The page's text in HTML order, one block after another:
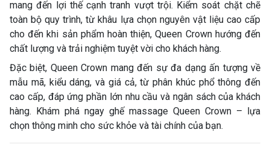
mang đến lợi thế cạnh tranh vượt trội. Kiểm soát chặt chẽ
toàn bộ quy trình, từ khâu lựa chọn nguyên vật liệu cao cấp
cho đến khi sản phẩm hoàn thiện, Queen Crown hướng đến
chất lượng và trải nghiệm tuyệt vời cho khách hàng.
Đặc biệt, Queen Crown mang đến sự đa dạng ấn tượng về
mẫu mã, kiểu dáng, và giá cả, từ phân khúc phổ thông đến
cao cấp, đáp ứng phần lớn nhu cầu và ngân sách của khách
hàng. Khám phá ngay ghế massage Queen Crown – lựa
chọn thông minh cho sức khỏe và tài chính của bạn.